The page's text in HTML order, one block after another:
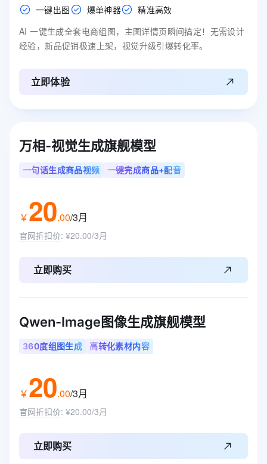
一键出图 爆单神器
精准高效
AI 一键生成全套电商组图，主图详情页瞬间搞定！无需设计
经验，新品促销极速上架，视觉升级引爆转化率。
立即体验
万相-视觉生成旗舰模型
一句话生成商品视频 一键完成商品+配音
￥20.00/3月
官网折扣价: ¥20.00/3月
立即购买
Qwen-Image图像生成旗舰模型
360度组图生成 高转化素材内容
￥20.00/3月
官网折扣价: ¥20.00/3月
立即购买